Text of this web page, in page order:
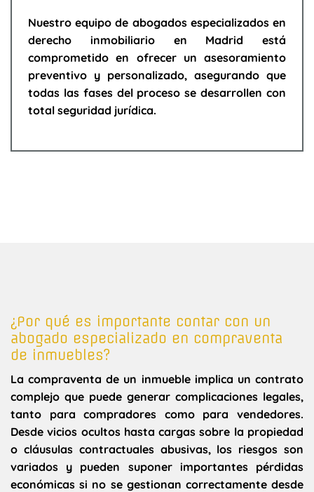
Nuestro equipo de abogados especializados en
derecho inmobiliario en Madrid está
comprometido en ofrecer un asesoramiento
preventivo y personalizado, asegurando que
todas las fases del proceso se desarrollen con
total seguridad jurídica.
¿Por qué es importante contar con un
abogado especializado en compraventa
de inmuebles?
La compraventa de un inmueble implica un contrato
complejo que puede generar complicaciones legales,
tanto para compradores como para vendedores.
Desde vicios ocultos hasta cargas sobre la propiedad
o cláusulas contractuales abusivas, los riesgos son
variados y pueden suponer importantes pérdidas
económicas si no se gestionan correctamente desde